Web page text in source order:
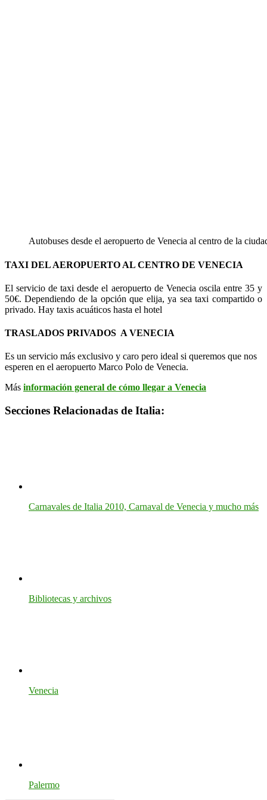
Autobuses desde el aeropuerto de Venecia al centro de la
TAXI DEL AEROPUERTO AL CENTRO DE VENECIA
El servicio de taxi desde el aeropuerto de Venecia oscila entre 35 y
50€. Dependiendo de la opción que elija, ya sea taxi compartido o
privado. Hay taxis acuáticos hasta el hotel
TRASLADOS PRIVADOS A VENECIA
Es un servicio más exclusivo y caro pero ideal si queremos que nos
esperen en el aeropuerto Marco Polo de Venecia.
Más información general de cómo llegar a Venecia
Secciones Relacionadas de Italia:
Carnavales de Italia 2010, Carnaval de Venecia y mucho más
Bibliotecas y archivos
Venecia
Palermo